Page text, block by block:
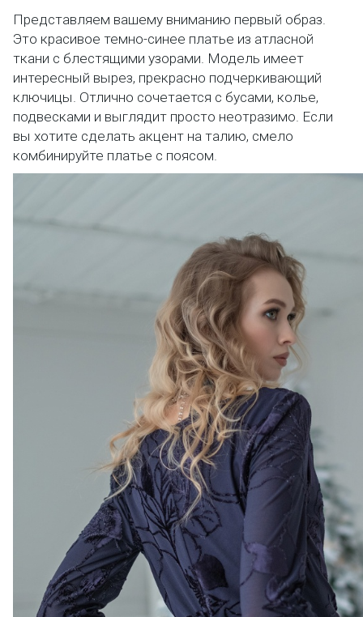
Представляем вашему вниманию первый образ.
Это красивое темно-синее платье из атласной
ткани с блестящими узорами. Модель имеет
интересный вырез, прекрасно подчеркивающий
ключицы. Отлично сочетается с бусами, колье,
подвесками и выглядит просто неотразимо. Если
вы хотите сделать акцент на талию, смело
комбинируйте платье с поясом.